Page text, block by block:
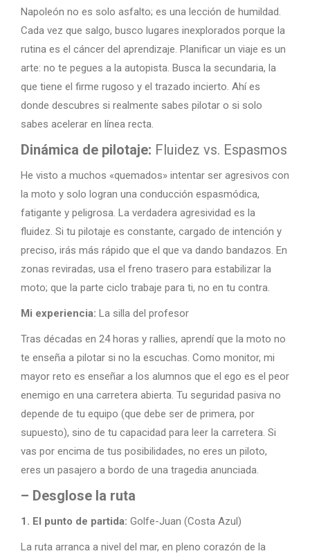
Napoleón no es solo asfalto; es una lección de humildad.
Cada vez que salgo, busco lugares inexplorados porque la
rutina es el cáncer del aprendizaje. Planificar un viaje es un
arte: no te pegues a la autopista. Busca la secundaria, la
que tiene el firme rugoso y el trazado incierto. Ahí es
donde descubres si realmente sabes pilotar o si solo
sabes acelerar en línea recta.
Dinámica de pilotaje: Fluidez vs. Espasmos
He visto a muchos «quemados» intentar ser agresivos con
la moto y solo logran una conducción espasmódica,
fatigante y peligrosa. La verdadera agresividad es la
fluidez. Si tu pilotaje es constante, cargado de intención y
preciso, irás más rápido que el que va dando bandazos. En
zonas reviradas, usa el freno trasero para estabilizar la
moto; que la parte ciclo trabaje para ti, no en tu contra.
Mi experiencia: La silla del profesor
Tras décadas en 24 horas y rallies, aprendí que la moto no
te enseña a pilotar si no la escuchas. Como monitor, mi
mayor reto es enseñar a los alumnos que el ego es el peor
enemigo en una carretera abierta. Tu seguridad pasiva no
depende de tu equipo (que debe ser de primera, por
supuesto), sino de tu capacidad para leer la carretera. Si
vas por encima de tus posibilidades, no eres un piloto,
eres un pasajero a bordo de una tragedia anunciada.
– Desglose la ruta
1. El punto de partida: Golfe-Juan (Costa Azul)
La ruta arranca a nivel del mar, en pleno corazón de la